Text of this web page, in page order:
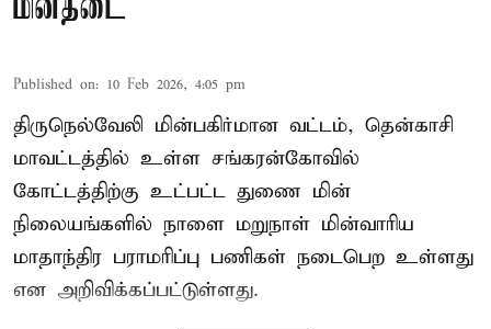
மின்தடை
Published on: 10 Feb 2026, 4:05 pm
திருநெல்வேலி மின்பகிர்மான வட்டம், தென்காசி
மாவட்டத்தில் உள்ள சங்கரன்கோவில்
கோட்டத்திற்கு உட்பட்ட துணை மின்
நிலையங்களில் நாளை மறுநாள் மின்வாரிய
மாதாந்திர பராமரிப்பு பணிகள் நடைபெற உள்ளது
என அறிவிக்கப்பட்டுள்ளது.